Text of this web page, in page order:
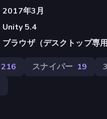
2017年3月
Unity 5.4
ブラウザ（デスクトップ専
216 スナイパー 19